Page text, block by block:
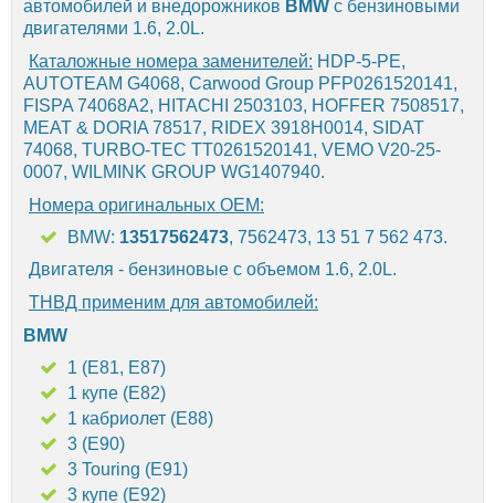
автомобилей и внедорожников BMW с бензиновыми
двигателями 1.6, 2.0L.
Каталожные номера заменителей: HDP-5-PE,
AUTOTEAM G4068, Carwood Group PFP0261520141,
FISPA 74068A2, HITACHI 2503103, HOFFER 7508517,
MEAT & DORIA 78517, RIDEX 3918H0014, SIDAT
74068, TURBO-TEC TT0261520141, VEMO V20-25-
0007, WILMINK GROUP WG1407940.
Номера оригинальных OEM:
BMW: 13517562473, 7562473, 13 51 7 562 473.
Двигателя - бензиновые с объемом 1.6, 2.0L.
ТНВД применим для автомобилей:
BMW
1 (E81, E87)
1 купе (E82)
1 кабриолет (E88)
3 (E90)
3 Touring (E91)
3 купе (E92)